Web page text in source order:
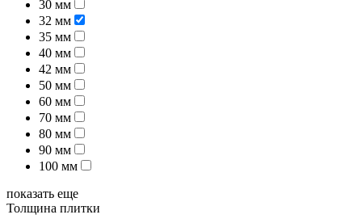
30 мм
32 мм
35 мм
40 мм
42 мм
50 мм
60 мм
70 мм
80 мм
90 мм
100 мм
показать еще
Толщина плитки